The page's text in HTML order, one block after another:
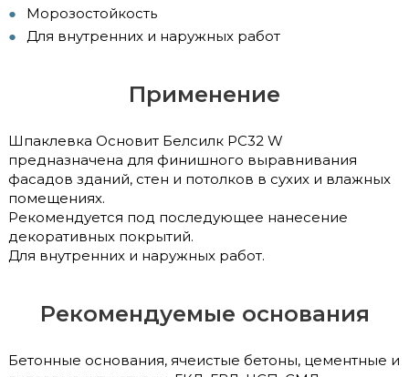
Морозостойкость
Для внутренних и наружных работ
Применение
Шпаклевка Основит Белсилк РС32 W
предназначена для финишного выравнивания
фасадов зданий, стен и потолков в сухих и влажных
помещениях.
Рекомендуется под последующее нанесение
декоративных покрытий.
Для внутренних и наружных работ.
Рекомендуемые основания
Бетонные основания, ячеистые бетоны, цементные и